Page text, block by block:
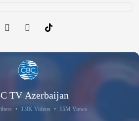
TV Azerbaijan
• 1.9K Videos • 15M Views